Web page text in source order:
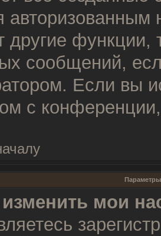
другие функции,
сообщений,
Если вы
с
Параметры
мои